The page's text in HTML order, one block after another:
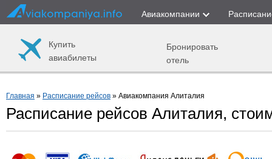
Авиакомпании
Купить
авиабилеты
Бронировать
отель
Главная » Расписание рейсов » Авиакомпания Алиталия
Расписание рейсов Алиталия,